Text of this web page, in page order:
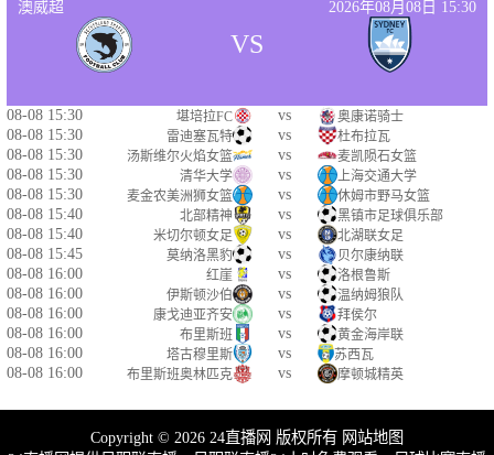
澳威超 2026年08月08日 15:30
VS
08-08 15:30 堪培拉FC vs 奥康诺骑士
08-08 15:30 雷迪塞瓦特 vs 杜布拉瓦
08-08 15:30 汤斯维尔火焰女篮 vs 麦凯陨石女篮
08-08 15:30 清华大学 vs 上海交通大学
08-08 15:30 麦金农美洲狮女篮 vs 休姆市野马女篮
08-08 15:40 北部精神 vs 黑镇市足球俱乐部
08-08 15:40 米切尔顿女足 vs 北湖联女足
08-08 15:45 莫纳洛黑豹 vs 贝尔康纳联
08-08 16:00 红崖 vs 洛根鲁斯
08-08 16:00 伊斯顿沙伯 vs 温纳姆狼队
08-08 16:00 康戈迪亚齐安 vs 拜侯尔
08-08 16:00 布里斯班 vs 黄金海岸联
08-08 16:00 塔古穆里斯 vs 苏西瓦
08-08 16:00 布里斯班奥林匹克 vs 摩顿城精英
Copyright © 2026 24直播网 版权所有 网站地图